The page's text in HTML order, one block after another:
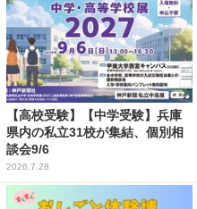
【高校受験】【中学受験】兵庫
県内の私立31校が集結、個別相
談会9/6
2026.7.28